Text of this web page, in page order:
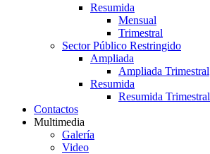
Resumida
Mensual
Trimestral
Sector Público Restringido
Ampliada
Ampliada Trimestral
Resumida
Resumida Trimestral
Contactos
Multimedia
Galería
Video